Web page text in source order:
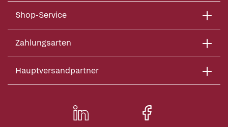
Shop-Service
Zahlungsarten
Hauptversandpartner